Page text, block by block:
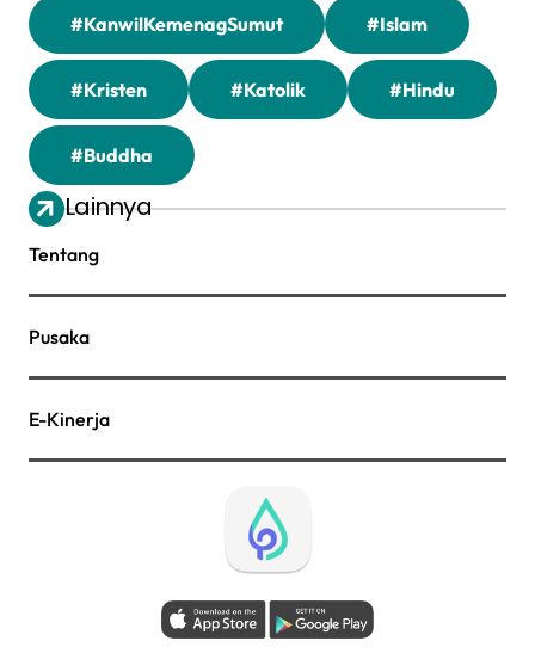
#KanwilKemenagSumut #Islam
#Kristen #Katolik #Hindu
#Buddha
Lainnya
Tentang
Pusaka
E-Kinerja